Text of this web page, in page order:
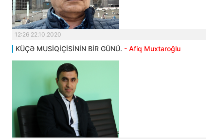
12:26 22.10.2020
KÜÇƏ MUSİQİÇİSİNİN BİR GÜNÜ. - Afiq Muxtaroğlu